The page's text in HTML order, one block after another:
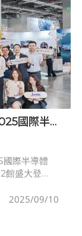
國際半
際半導體
館盛大登
核心基地。
2025/09/10